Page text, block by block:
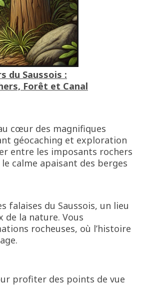
du Saussois :
Forêt et Canal
cœur des magnifiques
géocaching et exploration
entre les imposants rochers
calme apaisant des berges
falaises du Saussois, un lieu
de la nature. Vous
rocheuses, où l’histoire
profiter des points de vue